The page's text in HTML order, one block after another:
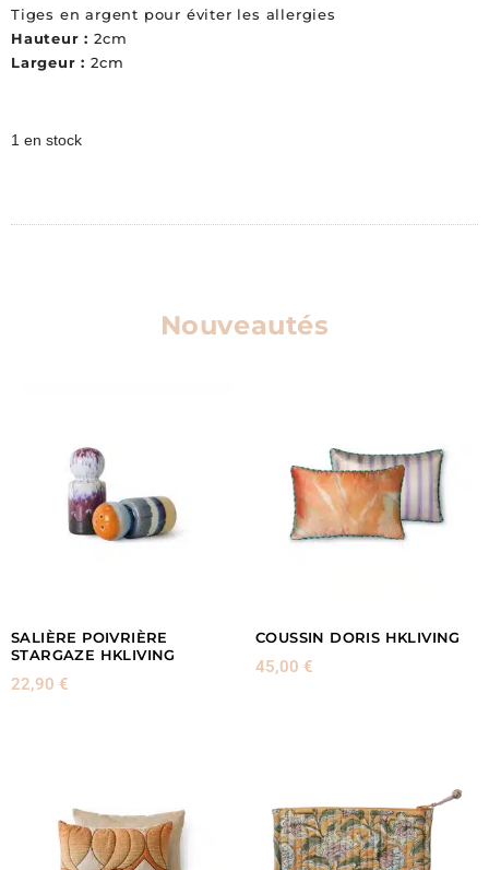
Tiges en argent pour éviter les allergies
Hauteur : 2cm
Largeur : 2cm
1 en stock
Nouveautés
SALIÈRE POIVRIÈRE
STARGAZE HKLIVING
22,90 €
COUSSIN DORIS HKLIVING
45,00 €